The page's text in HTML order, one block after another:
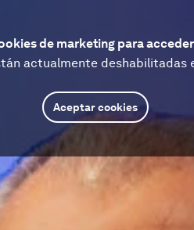
de marketing para
actualmente deshabilitadas
Aceptar cookies